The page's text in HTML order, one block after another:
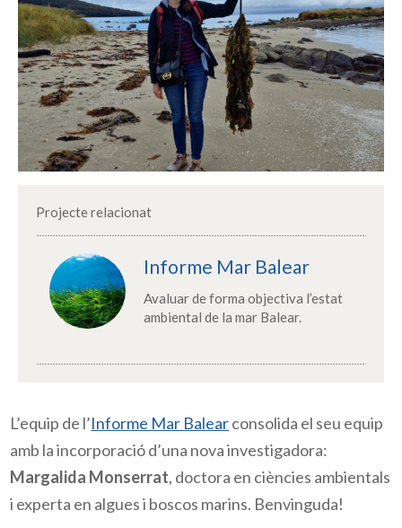
Projecte relacionat
Informe Mar Balear
Avaluar de forma objectiva l’estat
ambiental de la mar Balear.
L’equip de l’Informe Mar Balear consolida el seu equip
Margalida Monserrat, doctora en ciències ambientals
i experta en algues i boscos marins. Benvinguda!